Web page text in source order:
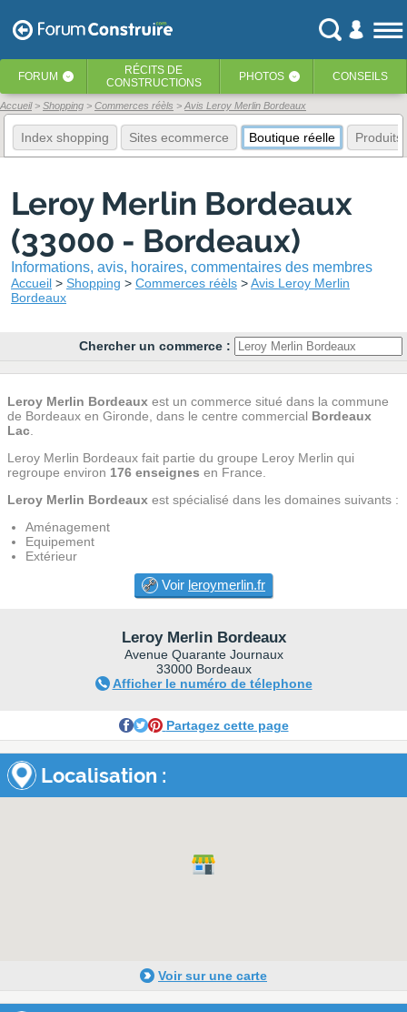
FORUM ‹ RÉCITS DE
CONSTRUCTIONS
PHOTOS ‹ CONSEILS
Accueil Shopping Commerces réèls Avis Leroy Merlin Bordeaux
Index shopping Sites ecommerce Boutique réelle Produits
Leroy Merlin Bordeaux
(33000 - Bordeaux)
Informations, avis, horaires, commentaires des membres
Accueil Shopping Commerces réèls
Avis Leroy Merlin
Bordeaux
Chercher un commerce :
Leroy Merlin Bordeaux est un commerce situé dans la commune
de Bordeaux en Gironde, dans le centre commercial Bordeaux
Lac.
Leroy Merlin Bordeaux fait partie du groupe Leroy Merlin qui
regroupe environ 176 enseignes en France.
Leroy Merlin Bordeaux est spécialisé dans les domaines suivants :
Aménagement
Equipement
Extérieur
Voir leroymerlin.fr
Leroy Merlin Bordeaux
Avenue Quarante Journaux
33000 Bordeaux
Afficher le numéro de télephone
Partagez cette page
Localisation :
Voir sur une carte